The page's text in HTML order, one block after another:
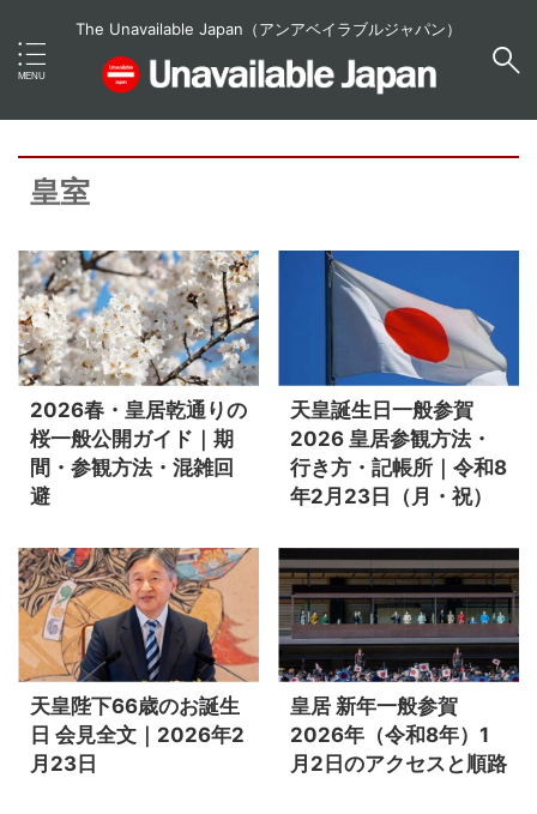
The Unavailable Japan（アンアベイラブルジャパン）
皇室
2026春・皇居乾通りの
桜一般公開ガイド｜期
間・参観方法・混雑回
避
天皇誕生日一般参賀
2026 皇居参観方法・
行き方・記帳所｜令和8
年2月23日（月・祝）
天皇陛下66歳のお誕生
日 会見全文｜2026年2
月23日
皇居 新年一般参賀
2026年（令和8年）1
月2日のアクセスと順路